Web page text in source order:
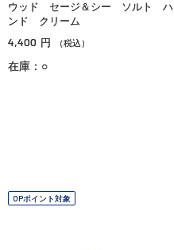
ウッド セージ＆シー ソルト ハ
ンド クリーム
4,400 円 （税込）
在庫：○
OPポイント対象